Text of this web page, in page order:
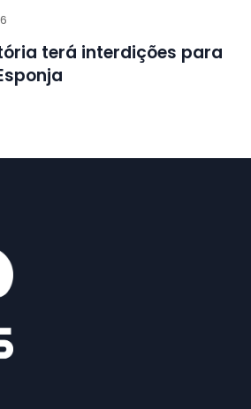
terá interdições para